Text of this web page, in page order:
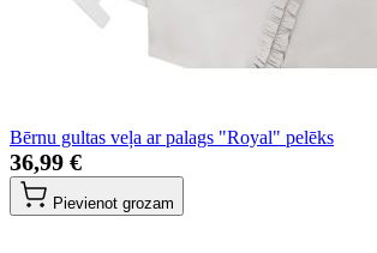
Bērnu gultas veļa ar palags "Royal" pelēks
36,99 €
Pievienot grozam